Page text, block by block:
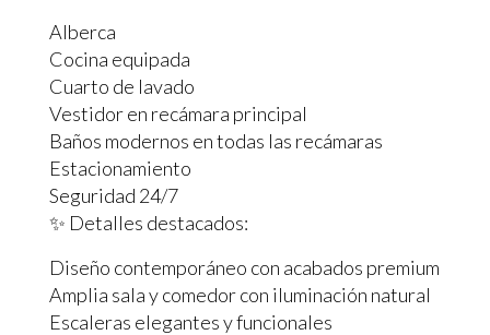
Alberca
Cocina equipada
Cuarto de lavado
Vestidor en recámara principal
Baños modernos en todas las recámaras
Estacionamiento
Seguridad 24/7
✨ Detalles destacados:
Diseño contemporáneo con acabados premium
Amplia sala y comedor con iluminación natural
Escaleras elegantes y funcionales